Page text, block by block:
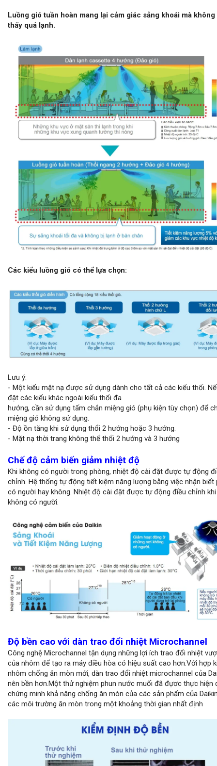
Luồng gió tuần hoàn mang lại cảm giác sảng khoái mà không
thấy quá lạnh.
Các kiểu luồng gió có thể lựa chọn:
Lưu ý:
- Một kiểu mặt nạ được sử dụng dành cho tất cả các kiểu thổi.
đặt các kiểu khác ngoài kiểu thổi đa
hướng, cần sử dụng tấm chắn miệng gió (phụ kiện tùy chọn) để
miệng gió không sử dụng.
- Độ ồn tăng khi sử dụng thổi 2 hướng hoặc 3 hướng.
- Mặt nạ thời trang không thể thổi 2 hướng và 3 hướng
Chế độ cảm biến giảm nhiệt độ
Khi không có người trong phòng, nhiệt độ cài đặt được tự động
chỉnh. Hệ thống tự động tiết kiệm năng lượng bằng việc nhận biết
có người hay không. Nhiệt độ cài đặt được tự động điều chỉnh
không có người.
Độ bền cao với dàn trao đổi nhiệt Microchannel
Công nghệ Microchannel tận dụng những lợi ích trao đổi nhiệt
của nhôm để tạo ra máy điều hòa có hiệu suất cao hơn.Với hợp
nhôm chống ăn mòn mới, dàn trao đổi nhiệt microchannel của
nên bền hơn.Một thử nghiệm phun nước muối đã đựơc thực hiện
chứng minh khả năng chống ăn mòn của các sản phẩm của
các môi trường ăn mòn trong một khoảng thời gian nhất định